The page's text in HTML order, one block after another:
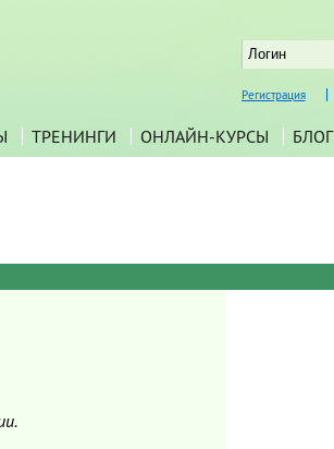
Регистрация
ТРЕНИНГИ ОНЛАЙН-КУРСЫ БЛОГ